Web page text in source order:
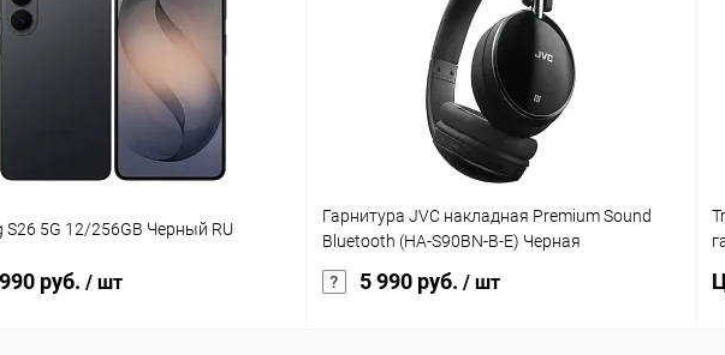
S26 5G 12/256GB Черный RU
руб. / шт
Гарнитура JVC накладная Premium Sound
Bluetooth (HA-S90BN-B-E) Черная
5 990 руб. / шт